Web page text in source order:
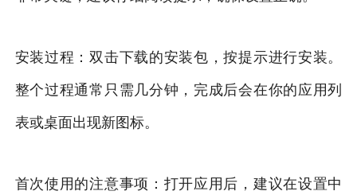
安装过程：双击下载的安装包，按提示进行安装。
整个过程通常只需几分钟，完成后会在你的应用列
表或桌面出现新图标。
首次使用的注意事项：打开应用后，建议在设置中